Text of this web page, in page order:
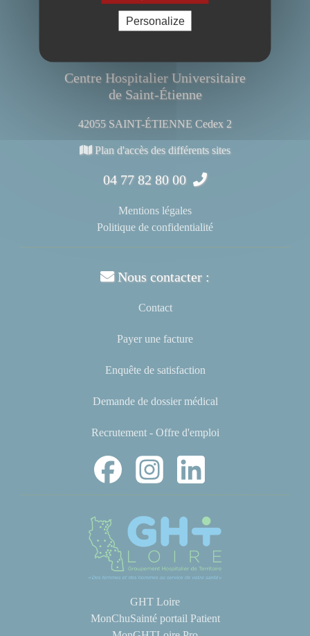
Centre Hospitalier Universitaire
de Saint-Étienne
42055 SAINT-ÉTIENNE Cedex 2
Plan d'accès des différents sites
04 77 82 80 00
Mentions légales
Politique de confidentialité
Nous contacter :
Contact
Payer une facture
Enquête de satisfaction
Demande de dossier médical
Recrutement - Offre d'emploi
GHT Loire
MonChuSainté portail Patient
Personalize